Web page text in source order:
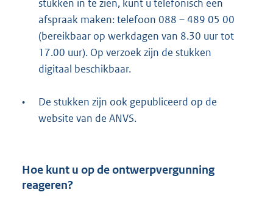
stukken in te zien, kunt u telefonisch een
afspraak maken: telefoon 088 – 489 05 00
(bereikbaar op werkdagen van 8.30 uur tot
17.00 uur). Op verzoek zijn de stukken
digitaal beschikbaar.
•
De stukken zijn ook gepubliceerd op de
website van de ANVS.
Hoe kunt u op de ontwerpvergunning
reageren?